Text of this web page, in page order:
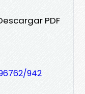
PDF
942